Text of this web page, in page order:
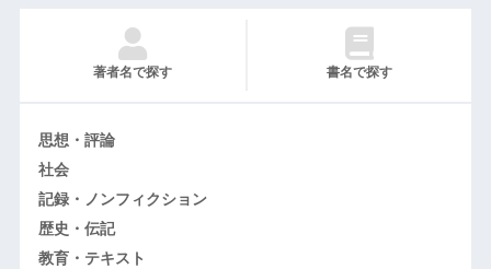
著者名で探す 書名で探す
思想・評論
社会
記録・ノンフィクション
歴史・伝記
教育・テキスト